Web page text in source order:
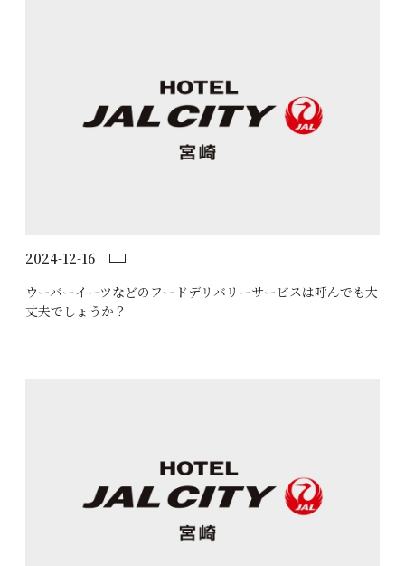
2024-12-16
ウーバーイーツなどのフードデリバリーサービスは呼んでも大
丈夫でしょうか？